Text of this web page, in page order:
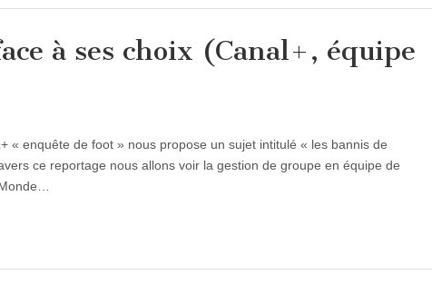
à ses choix (Canal+, équipe
« enquête de foot » nous propose un sujet intitulé « les bannis de
ce reportage nous allons voir la gestion de groupe en équipe de